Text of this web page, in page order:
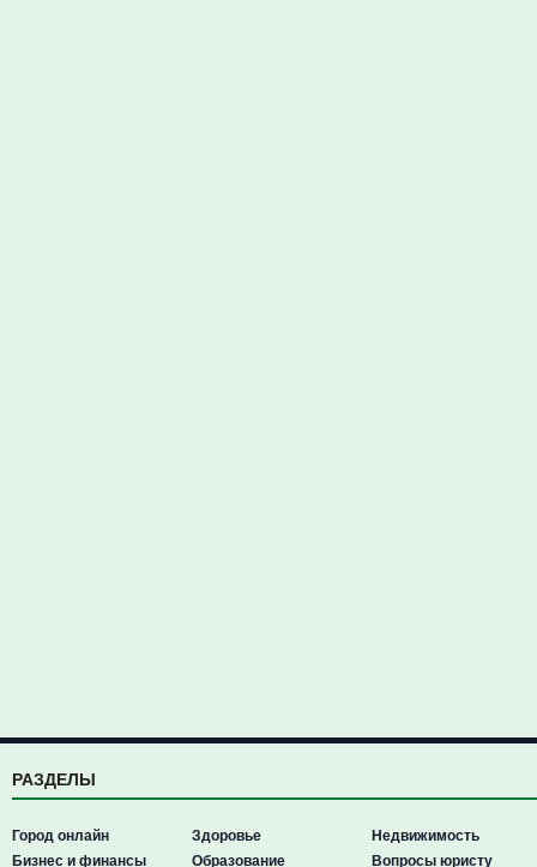
РАЗДЕЛЫ
Город онлайн
Бизнес и финансы
Здоровье
Образование
Недвижимость
Вопросы юристу